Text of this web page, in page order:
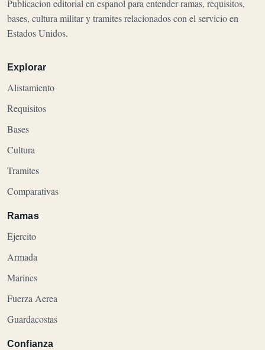
Publicacion editorial en espanol para entender ramas, requisitos,
bases, cultura militar y tramites relacionados con el servicio en
Estados Unidos.
Explorar
Alistamiento
Requisitos
Bases
Cultura
Tramites
Comparativas
Ramas
Ejercito
Armada
Marines
Fuerza Aerea
Guardacostas
Confianza